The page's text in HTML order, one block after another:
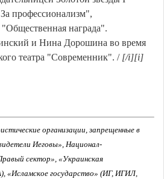
профессионализм",
награда".
и Нина Дорошина во время
театра "Современник". / [/i][i]
организации, запрещенные в
Иеговы», Национал-
сектор», «Украинская
«Исламское государство» (ИГ, ИГИЛ,